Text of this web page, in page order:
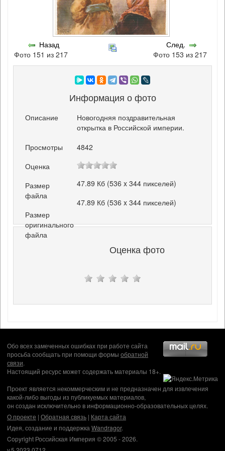
Назад
Фото 151 из 217
След.
Фото 153 из 217
Информация о фото
Описание
Новогодняя поздравительная
открытка в Российской империи.
Просмотры
4842
Оценка
Размер
файла
47.89 Кб (536 x 344 пикселей)
Размер
оригинального
файла
47.89 Кб (536 x 344 пикселей)
Оценка фото
Обо всех замеченных ошибках при работе сайта
просьба сообщать при помощи формы обратной
связи.
Настоящий ресурс может содержать материалы 18+.
Проект является некоммерческим и не предназначен для извлечения
какой-либо выгоды из публикуемых материалов,
он создан исключительно в информационно-образовательных целях.
О проекте | Обратная связь | Карта сайта
Идея, создание и поддержкаWandragor.
Copyright Российская Империя © 2005 - 2026.